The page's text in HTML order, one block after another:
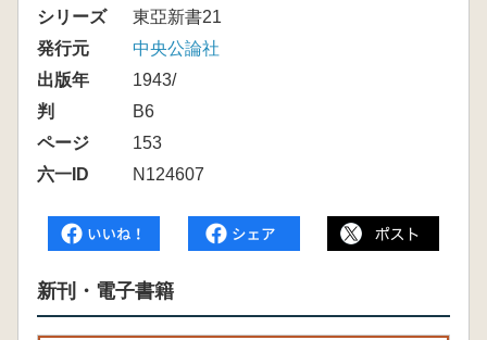
シリーズ
東亞新書21
発行元
中央公論社
出版年
1943/
判
B6
ページ
153
六一ID
N124607
新刊・電子書籍